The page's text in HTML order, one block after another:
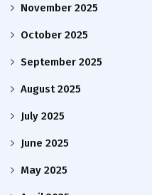
November 2025
October 2025
September 2025
August 2025
July 2025
June 2025
May 2025